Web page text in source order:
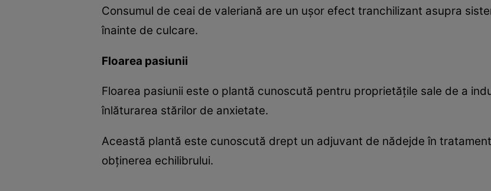
Consumul de ceai de valeriană are un uşor efect tranchilizant asupra
înainte de culcare.
Floarea pasiunii
Floarea pasiunii este o plantă cunoscută pentru proprietăţile sale de a
înlăturarea stărilor de anxietate.
Această plantă este cunoscută drept un adjuvant de nădejde în
obţinerea echilibrului.